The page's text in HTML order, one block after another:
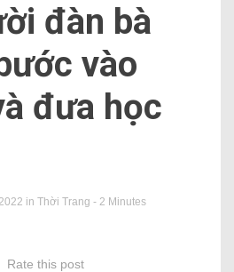
đàn bà
vào
đưa học
in Thời Trang - 2 Minutes
Rate this post